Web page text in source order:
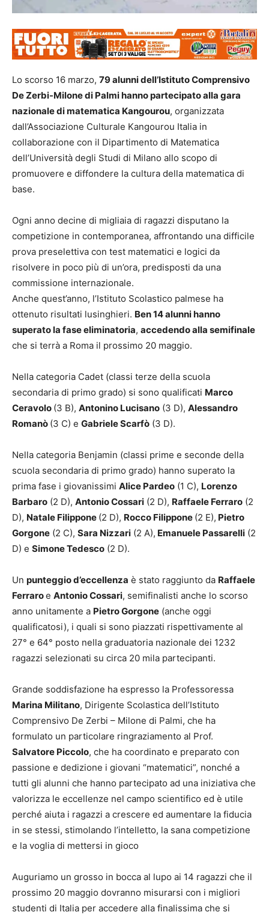
Lo scorso 16 marzo, 79 alunni dell’Istituto Comprensivo
De Zerbi-Milone di Palmi hanno partecipato alla gara
nazionale di matematica Kangourou, organizzata
dall’Associazione Culturale Kangourou Italia in
collaborazione con il Dipartimento di Matematica
dell’Università degli Studi di Milano allo scopo di
promuovere e diffondere la cultura della matematica di
base.
Ogni anno decine di migliaia di ragazzi disputano la
competizione in contemporanea, affrontando una difficile
prova preselettiva con test matematici e logici da
risolvere in poco più di un’ora, predisposti da una
commissione internazionale.
Anche quest’anno, l’Istituto Scolastico palmese ha
ottenuto risultati lusinghieri. Ben 14 alunni hanno
superato la fase eliminatoria, accedendo alla semifinale
che si terrà a Roma il prossimo 20 maggio.
Nella categoria Cadet (classi terze della scuola
secondaria di primo grado) si sono qualificati Marco
Ceravolo (3 B), Antonino Lucisano (3 D), Alessandro
Romanò (3 C) e Gabriele Scarfò (3 D).
Nella categoria Benjamin (classi prime e seconde della
scuola secondaria di primo grado) hanno superato la
prima fase i giovanissimi Alice Pardeo (1 C), Lorenzo
Barbaro (2 D), Antonio Cossari (2 D), Raffaele Ferraro (2
D), Natale Filippone (2 D), Rocco Filippone (2 E), Pietro
Gorgone (2 C), Sara Nizzari (2 A), Emanuele Passarelli (2
D) e Simone Tedesco (2 D).
Un punteggio d’eccellenza è stato raggiunto da Raffaele
Ferraroe Antonio Cossari, semifinalisti anche lo scorso
anno unitamente a Pietro Gorgone (anche oggi
qualificatosi), i quali si sono piazzati rispettivamente al
27° e 64° posto nella graduatoria nazionale dei 1232
ragazzi selezionati su circa 20 mila partecipanti.
Grande soddisfazione ha espresso la Professoressa
Marina Militano, Dirigente Scolastica dell’Istituto
Comprensivo De Zerbi – Milone di Palmi, che ha
formulato un particolare ringraziamento al Prof.
Salvatore Piccolo, che ha coordinato e preparato con
passione e dedizione i giovani “matematici”, nonché a
tutti gli alunni che hanno partecipato ad una iniziativa che
valorizza le eccellenze nel campo scientifico ed è utile
perché aiuta i ragazzi a crescere ed aumentare la fiducia
in se stessi, stimolando l’intelletto, la sana competizione
e la voglia di mettersi in gioco
Auguriamo un grosso in bocca al lupo ai 14 ragazzi che il
prossimo 20 maggio dovranno misurarsi con i migliori
studenti di Italia per accedere alla finalissima che si